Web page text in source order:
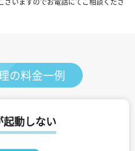
の料金一例
動しない